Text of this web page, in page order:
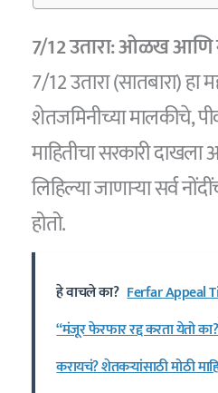
7/12 उतारा: ओळख
7/12 उतारा (सातबारा) हा
शेतजमिनीच्या मालकीचे,
माहितीचा सरकारी
लिहिल्या जाणाऱ्या सर्व
होतो.
हे वाचले का? Ferfar Appeal
“मंजूर फेरफार रद्द करता येतो
करायचं? शेतकऱ्यांसाठी मोठी